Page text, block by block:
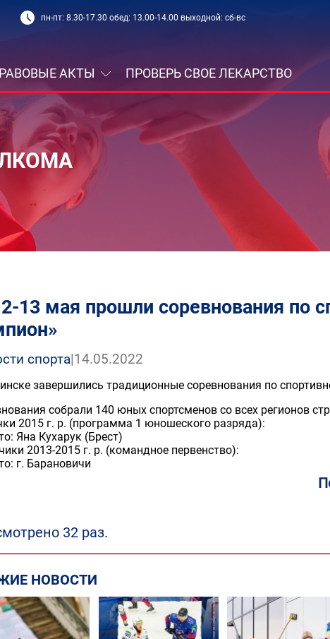
пн-пт: 8.30-17.30 обед: 13.00-14.00 выходной: сб-вс
АКТЫ ПРОВЕРЬ СВОЕ ЛЕКАРСТВО
13 мая прошли соревнования по
спорта|14.05.2022
завершились традиционные соревнования по
собрали 140 юных спортсменов со всех регионов
2015 г. р. (программа 1 юношеского разряда):
Яна Кухарук (Брест)
2013-2015 г. р. (командное первенство):
г. Барановичи
32 раз.
НОВОСТИ